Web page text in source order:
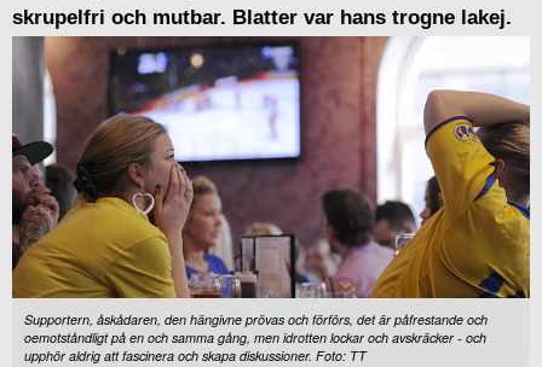
skrupelfri och mutbar. Blatter var hans trogne lakej.
Supportern, åskådaren, den hängivne prövas och förförs, det är påfrestande och
oemotståndligt på en och samma gång, men idrotten lockar och avskräcker - och
upphör aldrig att fascinera och skapa diskussioner. Foto: TT